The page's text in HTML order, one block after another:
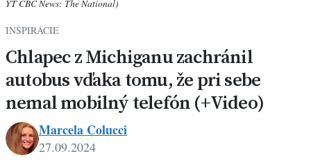
YT CBC News: The National)
INŠPIRÁCIE
Chlapec z Michiganu zachránil
autobus vďaka tomu, že pri sebe
nemal mobilný telefón (+Video)
Marcela Colucci
27.09.2024